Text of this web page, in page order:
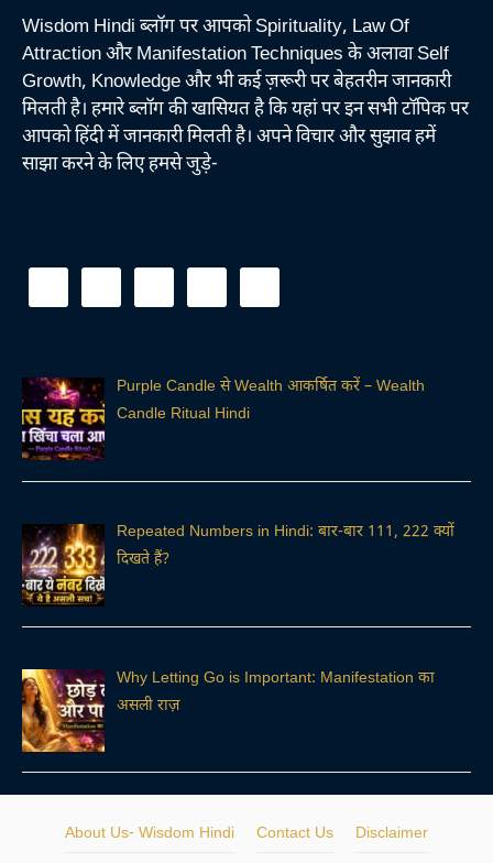
Wisdom Hindi ब्लॉग पर आपको Spirituality, Law Of
Attraction और Manifestation Techniques के अलावा Self
Growth, Knowledge और भी कई ज़रूरी पर बेहतरीन जानकारी
मिलती है। हमारे ब्लॉग की खासियत है कि यहां पर इन सभी टॉपिक पर
आपको हिंदी में जानकारी मिलती है। अपने विचार और सुझाव हमें
साझा करने के लिए हमसे जुड़े-
Purple Candle से Wealth आकर्षित करें – Wealth
Candle Ritual Hindi
Repeated Numbers in Hindi: बार-बार 111, 222 क्यों
दिखते हैं?
Why Letting Go is Important: Manifestation का
असली राज़
About Us- Wisdom Hindi Contact Us
Disclaimer